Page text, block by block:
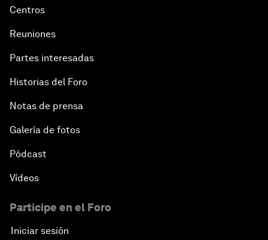
Centros
Reuniones
Partes interesadas
Historias del Foro
Notas de prensa
Galería de fotos
Pódcast
Vídeos
Participe en el Foro
Iniciar sesión